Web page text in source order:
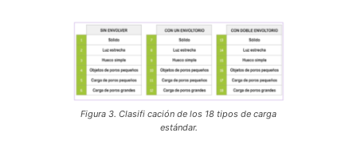
Figura 3. Clasifi cación de los 18 tipos de carga
estándar.